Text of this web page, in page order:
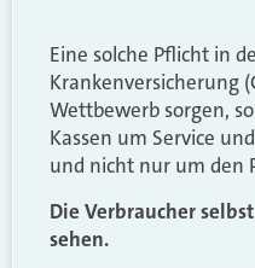
Eine solche Pflicht in
Krankenversicherung
Wettbewerb sorgen,
Kassen um Service
und nicht nur um den
Die Verbraucher
sehen.